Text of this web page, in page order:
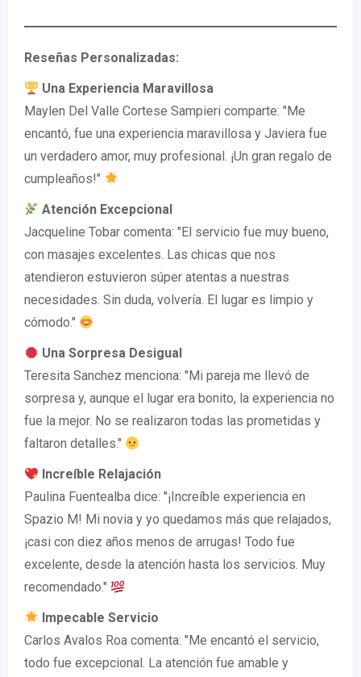
Reseñas Personalizadas:
Una Experiencia Maravillosa
Maylen Del Valle Cortese Sampieri comparte: "Me
encantó, fue una experiencia maravillosa y Javiera fue
un verdadero amor, muy profesional. ¡Un gran regalo de
cumpleaños!"
Atención Excepcional
Jacqueline Tobar comenta: "El servicio fue muy bueno,
con masajes excelentes. Las chicas que nos
atendieron estuvieron súper atentas a nuestras
necesidades. Sin duda, volvería. El lugar es limpio y
cómodo."
Una Sorpresa Desigual
Teresita Sanchez menciona: "Mi pareja me llevó de
sorpresa y, aunque el lugar era bonito, la experiencia no
fue la mejor. No se realizaron todas las prometidas y
faltaron detalles."
Increíble Relajación
Paulina Fuentealba dice: "¡Increíble experiencia en
Spazio M! Mi novia y yo quedamos más que relajados,
¡casi con diez años menos de arrugas! Todo fue
excelente, desde la atención hasta los servicios. Muy
recomendado."
Impecable Servicio
Carlos Avalos Roa comenta: "Me encantó el servicio,
todo fue excepcional. La atención fue amable y